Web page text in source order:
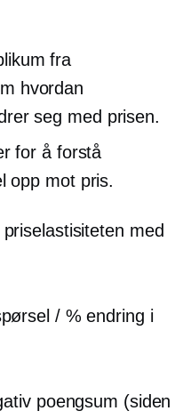
fra
hvordan
seg med prisen.
for å forstå
opp mot pris.
med
/ % endring i
poengsum (siden